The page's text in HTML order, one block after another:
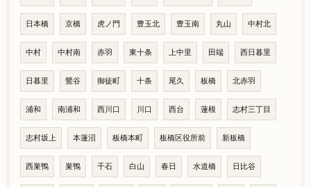
日本橋 京橋 虎ノ門 豊玉北 豊玉南 丸山 中村北
中村 中村南 赤羽 東十条 上中里 田端 西日暮里
日暮里 鶯谷 御徒町 十条 尾久 板橋 北赤羽
浦和 南浦和 西川口 川口 西台 蓮根 志村三丁目
志村坂上 本蓮沼 板橋本町 板橋区役所前 新板橋
西巣鴨 巣鴨 千石 白山 春日 水道橋 日比谷